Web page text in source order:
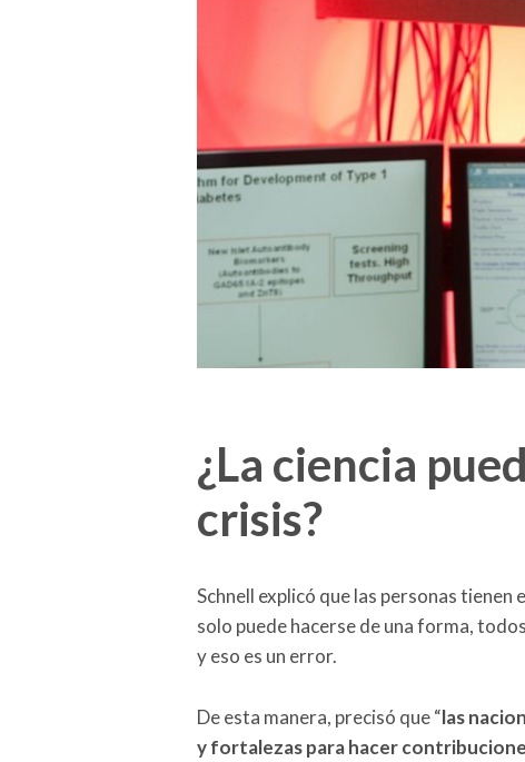
¿La ciencia
crisis?
Schnell explicó que las personas tienen
solo puede hacerse de una forma,
y eso es un error.
De esta manera, precisó que “las
y fortalezas para hacer